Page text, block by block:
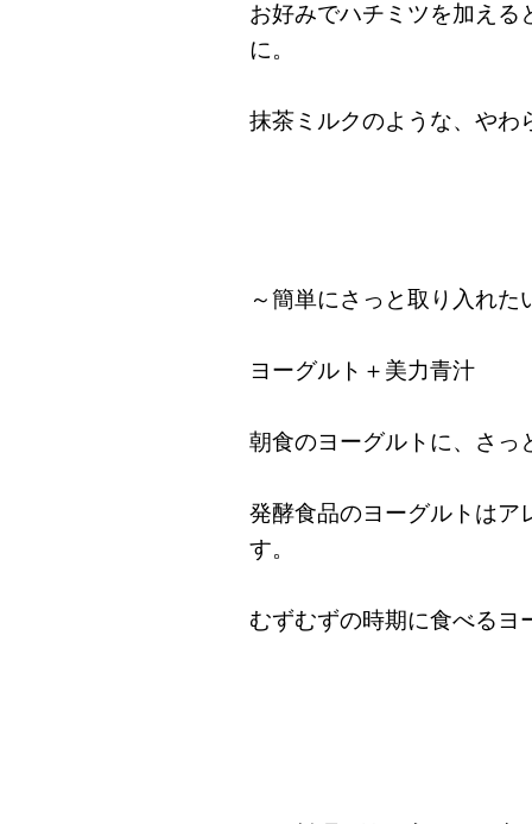
お好みでハチミツを加える
に。
抹茶ミルクのような、やわ
～簡単にさっと取り入れた
ヨーグルト＋美力青汁
朝食のヨーグルトに、さっ
発酵食品のヨーグルトはア
す。
むずむずの時期に食べるヨ